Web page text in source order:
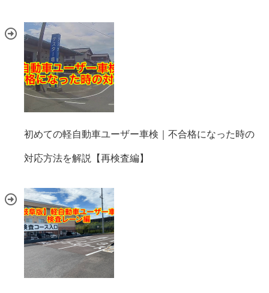
初めての軽自動車ユーザー車検｜不合格になった時の
対応方法を解説【再検査編】